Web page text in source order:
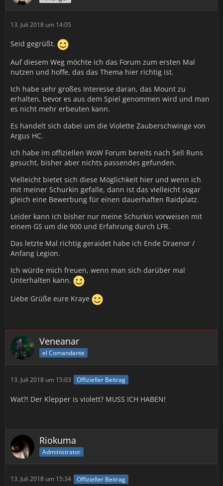
13. Juli 2018 um 14:05
Seid gegrüßt.
Auf diesem Weg möchte ich das Forum zum ersten Mal
nutzen und hoffe, das das Thema hier richtig ist.
Ich habe sehr großes Interesse daran, das Mount zu
erhalten, bevor es aus dem Spiel genommen wird und man
es nicht mehr erbeuten kann.
Es handelt sich dabei um die Violette Zauberschwinge von
Argus HC.
Ich habe im offiziellen WoW Forum bereits nach Sell Runs
gesucht, bisher aber nichts passendes gefunden.
Vielleicht bietet sich diese Möglichkeit hier und wenn ich
mit meiner Schurkin gefalle, dann ist das vielleicht sogar
gleich eine Bewerbung für einen dauerhaften Raidplatz.
Leider kann ich bisher nur meine Schurkin vorweisen mit
einem GS um die 900 und Erfahrung durch LFR.
Das letzte Mal richtig geraidet habe ich Ende Draenor /
Anfang Legion.
Ich würde mich freuen, wenn man sich darüber mal
Unterhalten kann.
Liebe Grüße eure Kraye
Veneanar
el Comandante
13. Juli 2018 um 15:03 Offizieller Beitrag
Wat?! Der Klepper is violett? MUSS ICH HABEN!
Riokuma
Administrator
13. Juli 2018 um 15:34 Offizieller Beitrag